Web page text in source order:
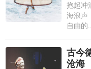
抱起冲
海浪声
自由的...
古今
沧海